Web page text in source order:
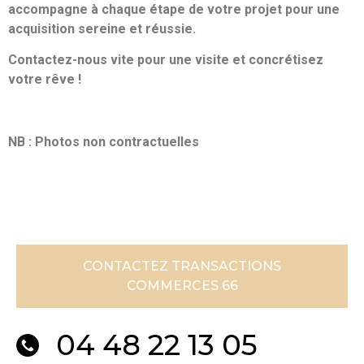
accompagne à chaque étape de votre projet pour une
acquisition sereine et réussie.
Contactez-nous vite pour une visite et concrétisez
votre rêve !
NB : Photos non contractuelles
CONTACTEZ TRANSACTIONS
COMMERCES 66
04 48 22 13 05